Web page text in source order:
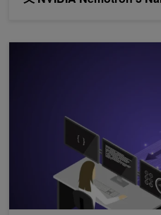
让长时间运行的 NVIDIA